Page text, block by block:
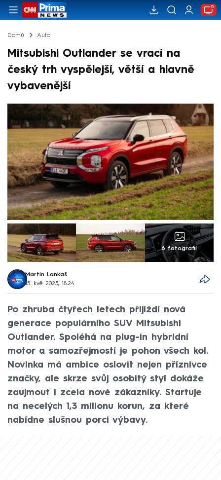
Domů Auto
Mitsubishi Outlander se vrací na
český trh vyspělejší, větší a hlavně
vybavenější
6 fotografií
Martin Lankaš
15. kvě 2025, 18:24
Po zhruba čtyřech letech přijíždí nová
generace populárního SUV Mitsubishi
Outlander. Spoléhá na plug-in hybridní
motor a samozřejmostí je pohon všech kol.
Novinka má ambice oslovit nejen příznivce
značky, ale skrze svůj osobitý styl dokáže
zaujmout i zcela nové zákazníky. Startuje
na necelých 1,3 milionu korun, za které
nabídne slušnou porci výbavy.